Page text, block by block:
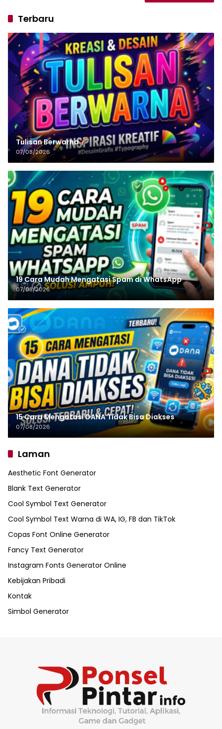
Terbaru
Tulisan‌‌‌‌‌‌‌‌‌‌‌‌‌‌‌‌ Berwarna
07/08/2026
19 Cara Mudah Mengatasi Spam di WhatsApp
07/08/2026
15 Cara Mengatasi DANA Tidak Bisa Diakses
07/08/2026
Laman
Aesthetic Font Generator
Blank Text Generator
Cool Symbol Text Generator
Cool Symbol Text Warna di WA, IG, FB dan TikTok
Copas Font Online Generator
Fancy Text Generator
Instagram Fonts Generator Online
Kebijakan Pribadi
Kontak
Simbol Generator